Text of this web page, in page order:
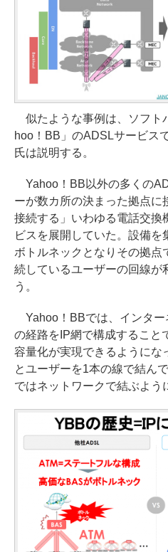
似たような事例は、ソフト
hoo！BB」のADSLサービス
氏は説明する。
Yahoo！BB以外の多くの
ーが数カ所の決まった拠点に
接続する」いわゆる電話交換
ビスを展開していた。設備
ボトルネックとなりその拠点
続しているユーザーの回線が
う。
Yahoo！BBでは、インター
の経路をIP網で構成すること
容量化が実現できるようにな
とユーザーを1本の線で結ん
ではネットワークで結ぶよう